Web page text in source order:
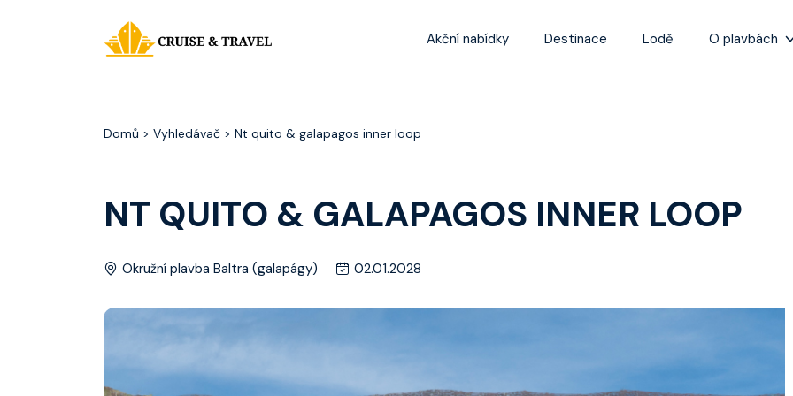
Akční nabídky Destinace Lodě O plavbách
Domů > Vyhledávač > Nt quito & galapagos inner loop
NT QUITO & GALAPAGOS INNER LOOP
Okružní plavba Baltra (galapágy) 02.01.2028